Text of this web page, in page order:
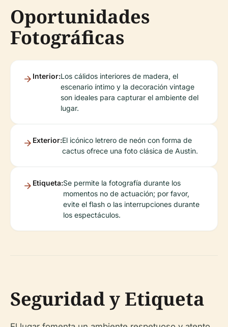
Oportunidades
Fotográficas
Interior:Los cálidos interiores de madera, el
escenario íntimo y la decoración vintage
son ideales para capturar el ambiente del
lugar.
Exterior:El icónico letrero de neón con forma de
cactus ofrece una foto clásica de Austin.
Etiqueta:Se permite la fotografía durante los
momentos no de actuación; por favor,
evite el flash o las interrupciones durante
los espectáculos.
Seguridad y Etiqueta